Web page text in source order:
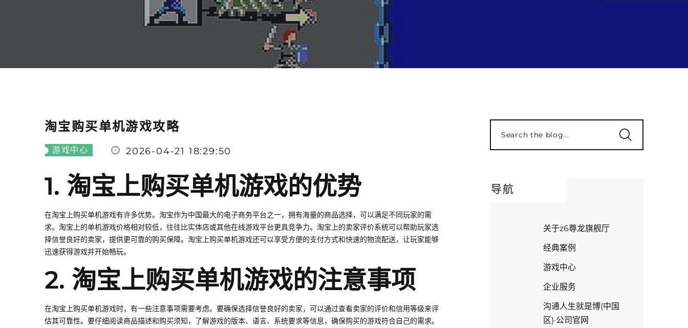
淘宝购买单机游戏攻略
游戏中心 2026-04-21 18:29:50
1. 淘宝上购买单机游戏的优势
在淘宝上购买单机游戏有许多优势。淘宝作为中国最大的电子商务平台之一，拥有海量的商品选择，可以满足不同玩家的需
求。淘宝上的单机游戏价格相对较低，往往比实体店或其他在线游戏平台更具竞争力。淘宝上的卖家评价系统可以帮助玩家选
择信誉良好的卖家，提供更可靠的购买保障。淘宝上购买单机游戏还可以享受方便的支付方式和快速的物流配送，让玩家能够
迅速获得游戏并开始畅玩。
2. 淘宝上购买单机游戏的注意事项
在淘宝上购买单机游戏时，有一些注意事项需要考虑。要确保选择信誉良好的卖家，可以通过查看卖家的评价和信用等级来评
估其可靠性。要仔细阅读商品描述和购买须知，了解游戏的版本、语言、系统要求等信息，确保购买的游戏符合自己的需求。
Search the blog...
导航
关于z6尊龙旗舰厅
经典案例
游戏中心
企业服务
沟通人生就是博(中国
区)·公司官网